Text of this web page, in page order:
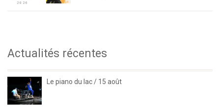
2026
Actualités récentes
Le piano du lac / 15 août